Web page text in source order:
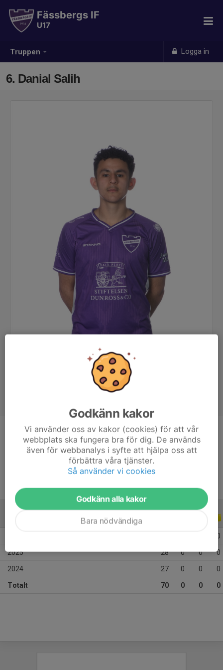
Truppen Logga in
Fässbergs IF
U17
6. Danial Salih
Position
-
17 år
ALLA ÅR
0
2025 28 0 0 0
2024 27 0 0 0
Totalt 70 0 0 0
Godkänn kakor
Vi använder oss av kakor (cookies) för att vår
webbplats ska fungera bra för dig. De används
även för webbanalys i syfte att hjälpa oss att
förbättra våra tjänster.
Så använder vi cookies
Godkänn alla kakor
Bara nödvändiga